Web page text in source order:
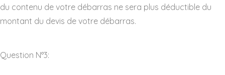
du contenu de votre débarras ne sera plus déductible du
montant du devis de votre débarras.
Question N°3: